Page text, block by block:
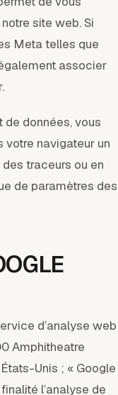
site web. Si
Meta telles que
associer
de données, vous
votre navigateur un
traceurs ou en
de paramètres des
d’analyse web
Amphitheatre
Unis ; « Google
l’analyse de